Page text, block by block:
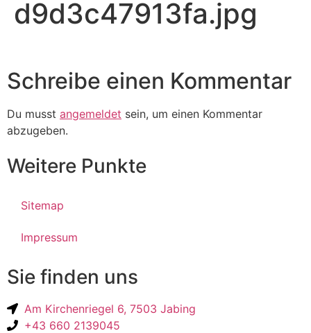
d9d3c47913fa.jpg
Schreibe einen Kommentar
Du musst angemeldet sein, um einen Kommentar
abzugeben.
Weitere Punkte
Sitemap
Impressum
Sie finden uns
Am Kirchenriegel 6, 7503 Jabing
+43 660 2139045